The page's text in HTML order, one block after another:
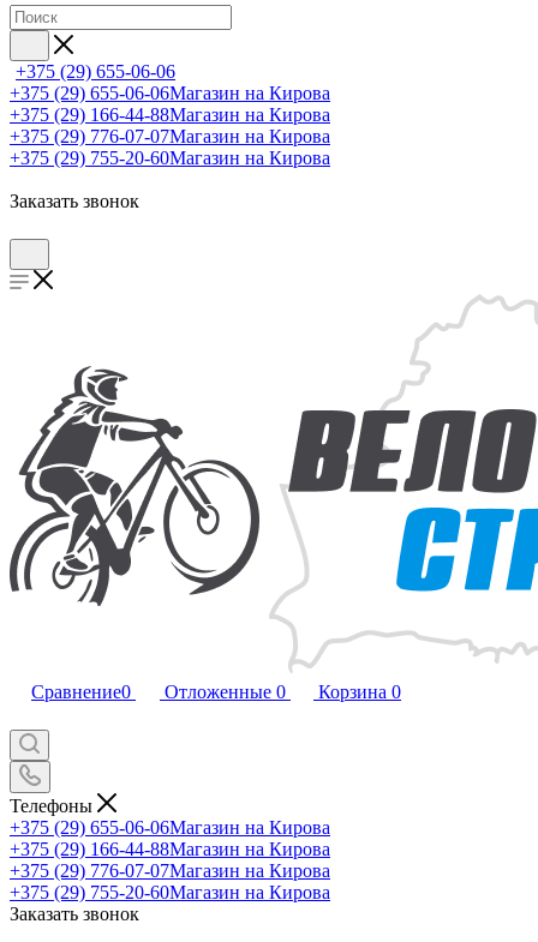
+375 (29) 655-06-06
+375 (29) 655-06-06Магазин на Кирова
+375 (29) 166-44-88Магазин на Кирова
+375 (29) 776-07-07Магазин на Кирова
+375 (29) 755-20-60Магазин на Кирова
Заказать звонок
Сравнение0 Отложенные 0 Корзина 0
Телефоны
+375 (29) 655-06-06Магазин на Кирова
+375 (29) 166-44-88Магазин на Кирова
+375 (29) 776-07-07Магазин на Кирова
+375 (29) 755-20-60Магазин на Кирова
Заказать звонок